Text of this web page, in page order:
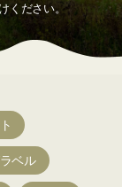
ください。
ベル